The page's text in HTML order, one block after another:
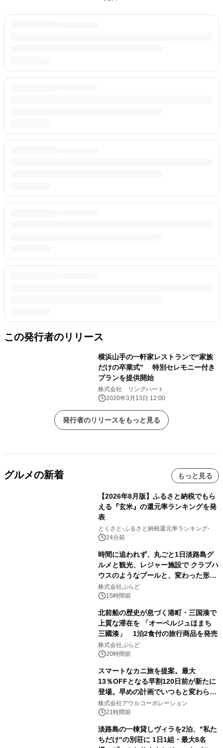
この発行者のリリース
横浜山手の一軒家レストランで“家族
だけの卒業式” 特別セレモニー付き
プランを提供開始
株式会社 リングハート
2020年3月13日 12:00
発行者のリリースをもっと見る
グルメの新着 もっと見る
【2026年8月版】ふるさと納税でもら
える『玄米』の還元率ランキングを発
表
とくさと-ふるさと納税還元率ランキング-
24分前
時間に追われず、丸ごと1日淡路島グ
ルメと観光、レジャー施設で クラブハ
ウスのようなプールと、変わった形の
サウナも 「THE BOXY AWAJI」のお
得な素泊まり連泊プランで
株式会社ぷらど
15時間前
北前船の歴史が息づく港町・三国湊で
上質な滞在を 「オーベルジュほまち
三國湊」 1泊2食付の旅行商品を発売
株式会社ぷらど
20時間前
スマートなカニ旅を提案。最大
13％OFFとなる早割120日前が新たに
登場。早めの計画でいつもと変わらぬ
大人の冬旅を。ー夕日ヶ浦温泉「佳松
苑 別邸ふうか」ー
株式会社アウルコーポレーション
21時間前
淡路島の一棟貸しヴィラを2泊、"私た
ちだけ"の別荘に 1日1組・最大8名